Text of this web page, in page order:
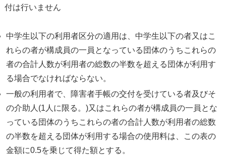
付は行いません
中学生以下の利用者区分の適用は、中学生以下の者又はこ
れらの者が構成員の一員となっている団体のうちこれらの
者の合計人数が利用者の総数の半数を超える団体が利用す
る場合でなければならない。
一般の利用者で、障害者手帳の交付を受けている者及びそ
の介助人(1人に限る。)又はこれらの者が構成員の一員とな
っている団体のうちこれらの者の合計人数が利用者の総数
の半数を超える団体が利用する場合の使用料は、この表の
金額に0.5を乗じて得た額とする。